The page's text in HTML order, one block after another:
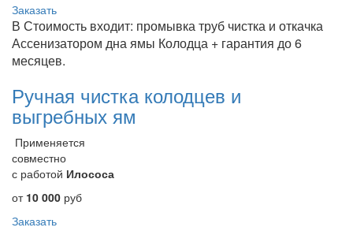
Заказать
В Стоимость входит: промывка труб чистка и откачка
Ассенизатором дна ямы Колодца + гарантия до 6
месяцев.
Ручная чистка колодцев и
выгребных ям
Применяется
совместно
с работой Илососа
от 10 000 руб
Заказать